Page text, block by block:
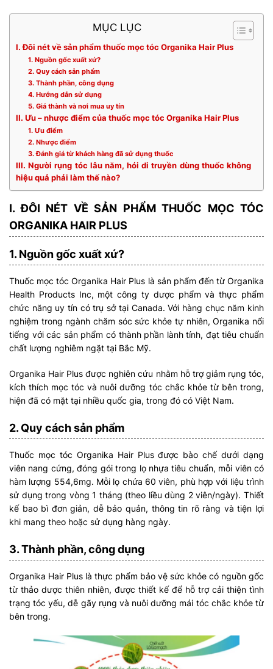
MỤC LỤC
I. Đôi nét về sản phẩm thuốc mọc tóc Organika Hair Plus
1. Nguồn gốc xuất xứ?
2. Quy cách sản phẩm
3. Thành phần, công dụng
4. Hướng dẫn sử dụng
5. Giá thành và nơi mua uy tín
II. Ưu – nhược điểm của thuốc mọc tóc Organika Hair Plus
1. Ưu điểm
2. Nhược điểm
3. Đánh giá từ khách hàng đã sử dụng thuốc
III. Người rụng tóc lâu năm, hói di truyền dùng thuốc không
hiệu quả phải làm thế nào?
I. ĐÔI NÉT VỀ SẢN PHẨM THUỐC MỌC TÓC
ORGANIKA HAIR PLUS
1. Nguồn gốc xuất xứ?
Thuốc mọc tóc Organika Hair Plus là sản phẩm đến từ Organika
Health Products Inc, một công ty dược phẩm và thực phẩm
chức năng uy tín có trụ sở tại Canada. Với hàng chục năm kinh
nghiệm trong ngành chăm sóc sức khỏe tự nhiên, Organika nổi
tiếng với các sản phẩm có thành phần lành tính, đạt tiêu chuẩn
chất lượng nghiêm ngặt tại Bắc Mỹ.
Organika Hair Plus được nghiên cứu nhằm hỗ trợ giảm rụng tóc,
kích thích mọc tóc và nuôi dưỡng tóc chắc khỏe từ bên trong,
hiện đã có mặt tại nhiều quốc gia, trong đó có Việt Nam.
2. Quy cách sản phẩm
Thuốc mọc tóc Organika Hair Plus được bào chế dưới dạng
viên nang cứng, đóng gói trong lọ nhựa tiêu chuẩn, mỗi viên có
hàm lượng 554,6mg. Mỗi lọ chứa 60 viên, phù hợp với liệu trình
sử dụng trong vòng 1 tháng (theo liều dùng 2 viên/ngày). Thiết
kế bao bì đơn giản, dễ bảo quản, thông tin rõ ràng và tiện lợi
khi mang theo hoặc sử dụng hàng ngày.
3. Thành phần, công dụng
Organika Hair Plus là thực phẩm bảo vệ sức khỏe có nguồn gốc
từ thảo dược thiên nhiên, được thiết kế để hỗ trợ cải thiện tình
trạng tóc yếu, dễ gãy rụng và nuôi dưỡng mái tóc chắc khỏe từ
bên trong.